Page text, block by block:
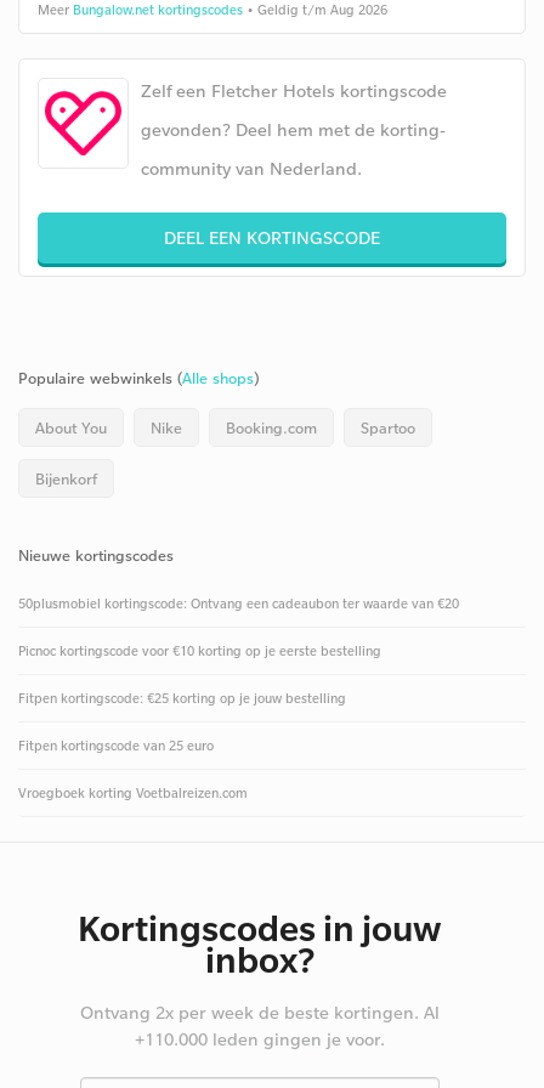
Meer Bungalow.net kortingscodes • Geldig t/m Aug 2026
Zelf een Fletcher Hotels kortingscode
gevonden? Deel hem met de korting-
community van Nederland.
DEEL EEN KORTINGSCODE
Populaire webwinkels (Alle shops)
About You Nike Booking.com Spartoo
Bijenkorf
Nieuwe kortingscodes
50plusmobiel kortingscode: Ontvang een cadeaubon ter waarde van €20
Picnoc kortingscode voor €10 korting op je eerste bestelling
Fitpen kortingscode: €25 korting op je jouw bestelling
Fitpen kortingscode van 25 euro
Vroegboek korting Voetbalreizen.com
Kortingscodes in jouw
inbox?
Ontvang 2x per week de beste kortingen. Al
+110.000 leden gingen je voor.